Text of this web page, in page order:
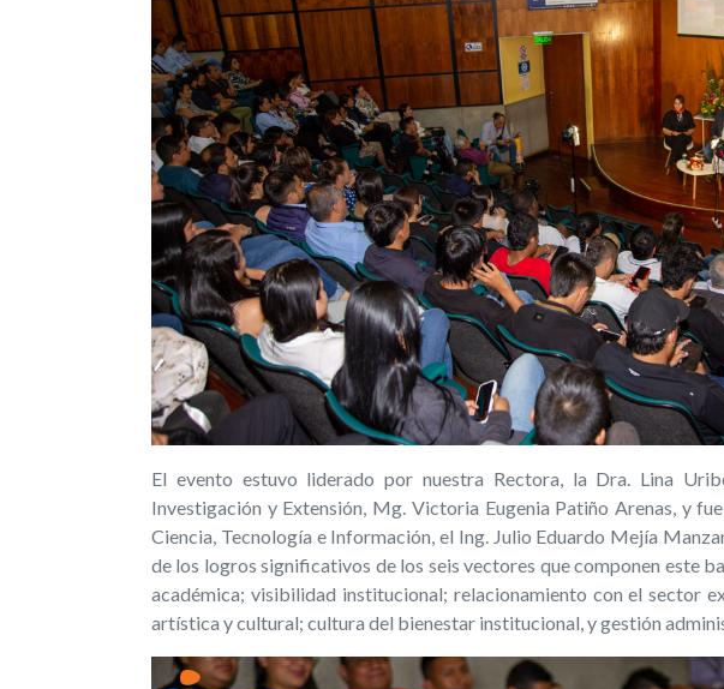
El evento estuvo liderado por nuestra Rectora, la Dra. Lina
Investigación y Extensión, Mg. Victoria Eugenia Patiño Arenas, y
Ciencia, Tecnología e Información, el Ing. Julio Eduardo Mejía
de los logros significativos de los seis vectores que componen este
académica; visibilidad institucional; relacionamiento con el sector
artística y cultural; cultura del bienestar institucional, y gestión